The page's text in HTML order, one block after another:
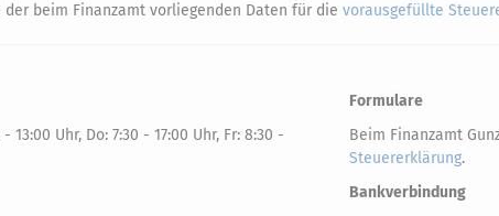
der beim Finanzamt vorliegenden Daten für die vorausgefüllte
Uhr, Do: 7:30 - 17:00 Uhr, Fr: 8:30 -
Formulare
Beim Finanzamt
Steuererklärung.
Bankverbindung